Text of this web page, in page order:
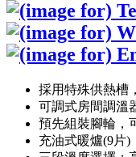
採用特殊供熱槽
可調式房間調溫
預先組裝腳輪，
充油式暖爐(9片)